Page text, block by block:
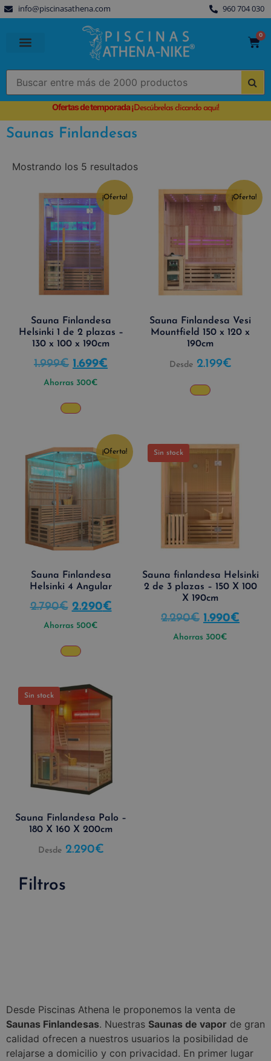
info@piscinasathena.com 960 704 030
0
Ofertas de temporada¡Descúbrelas clicando aquí!
Saunas Finlandesas
Mostrando los 5 resultados
¡Oferta!
Sauna Finlandesa
Helsinki 1 de 2 plazas –
130 x 100 x 190cm
1.999€ 1.699€
Ahorras 300€
¡Oferta!
Sauna Finlandesa Vesi
Mountfield 150 x 120 x
190cm
Desde 2.199€
¡Oferta!
Sauna Finlandesa
Helsinki 4 Angular
2.790€ 2.290€
Ahorras 500€
Sin stock
Sauna finlandesa Helsinki
2 de 3 plazas – 150 X 100
X 190cm
2.290€ 1.990€
Ahorras 300€
Sin stock
Sauna Finlandesa Palo –
180 X 160 X 200cm
Desde 2.290€
Filtros
Desde Piscinas Athena le proponemos la venta de
Saunas Finlandesas. Nuestras Saunas de vapor de gran
calidad ofrecen a nuestros usuarios la posibilidad de
relajarse a domicilio y con privacidad. En primer lugar